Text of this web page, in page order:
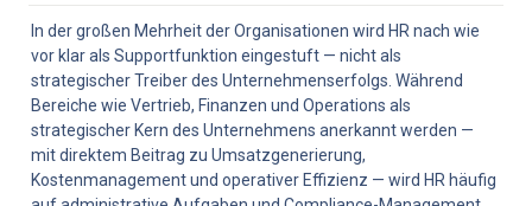
In der großen Mehrheit der Organisationen wird HR nach wie
vor klar als Supportfunktion eingestuft — nicht als
strategischer Treiber des Unternehmenserfolgs. Während
Bereiche wie Vertrieb, Finanzen und Operations als
strategischer Kern des Unternehmens anerkannt werden —
mit direktem Beitrag zu Umsatzgenerierung,
Kostenmanagement und operativer Effizienz — wird HR häufig